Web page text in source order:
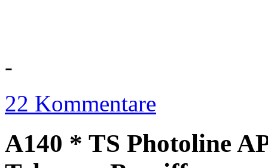
-
22 Kommentare
A140 * TS Photoline